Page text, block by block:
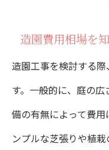
造園費用相場を
造園工事を検討する
す。一般的に、庭の
備の有無によって費
ンプルな芝張りや植